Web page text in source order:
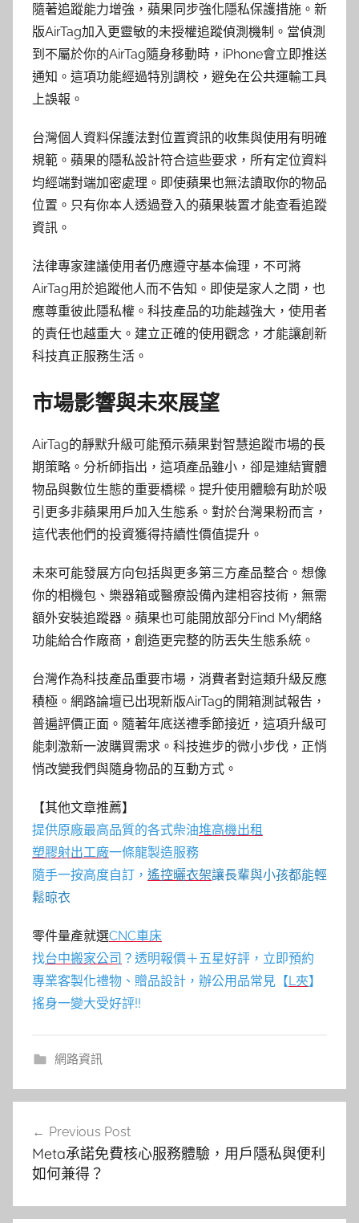
隨著追蹤能力增強，蘋果同步強化隱私保護措施。新
版AirTag加入更靈敏的未授權追蹤偵測機制。當偵測
到不屬於你的AirTag隨身移動時，iPhone會立即推送
通知。這項功能經過特別調校，避免在公共運輸工具
上誤報。
台灣個人資料保護法對位置資訊的收集與使用有明確
規範。蘋果的隱私設計符合這些要求，所有定位資料
均經端對端加密處理。即使蘋果也無法讀取你的物品
位置。只有你本人透過登入的蘋果裝置才能查看追蹤
資訊。
法律專家建議使用者仍應遵守基本倫理，不可將
AirTag用於追蹤他人而不告知。即使是家人之間，也
應尊重彼此隱私權。科技產品的功能越強大，使用者
的責任也越重大。建立正確的使用觀念，才能讓創新
科技真正服務生活。
市場影響與未來展望
AirTag的靜默升級可能預示蘋果對智慧追蹤市場的長
期策略。分析師指出，這項產品雖小，卻是連結實體
物品與數位生態的重要橋樑。提升使用體驗有助於吸
引更多非蘋果用戶加入生態系。對於台灣果粉而言，
這代表他們的投資獲得持續性價值提升。
未來可能發展方向包括與更多第三方產品整合。想像
你的相機包、樂器箱或醫療設備內建相容技術，無需
額外安裝追蹤器。蘋果也可能開放部分Find My網絡
功能給合作廠商，創造更完整的防丟失生態系統。
台灣作為科技產品重要市場，消費者對這類升級反應
積極。網路論壇已出現新版AirTag的開箱測試報告，
普遍評價正面。隨著年底送禮季節接近，這項升級可
能刺激新一波購買需求。科技進步的微小步伐，正悄
悄改變我們與隨身物品的互動方式。
【其他文章推薦】
提供原廠最高品質的各式柴油堆高機出租
塑膠射出工廠一條龍製造服務
隨手一按高度自訂， 遙控曬衣架讓長輩與小孩都能輕
鬆晾衣
零件量產就選CNC車床
找台中搬家公司 ？透明報價＋五星好評，立即預約
專業客製化禮物、贈品設計，辦公用品常見【L夾】
搖身一變大受好評!!
網路資訊
導
覽
Previous Post
Meta承諾免費核心服務體驗，用戶隱私與便利
如何兼得？